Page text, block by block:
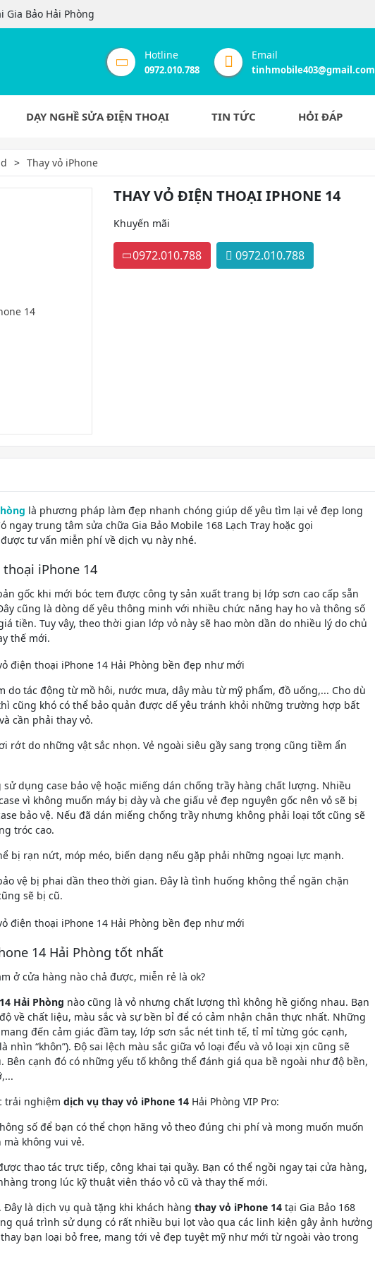
Bảo Hải Phòng
Hotline
0972.010.788
Email
tinhmobile403@gmail.com
DẠY NGHỀ SỬA ĐIỆN THOẠI TIN TỨC HỎI ĐÁP
Thay vỏ iPhone
THAY VỎ ĐIỆN THOẠI IPHONE 14
Khuyến mãi
0972.010.788 0972.010.788
là phương pháp làm đẹp nhanh chóng giúp dế yêu tìm lại vẻ đẹp long
ngay trung tâm sửa chữa Gia Bảo Mobile 168 Lạch Tray hoặc gọi
tư vấn miễn phí về dịch vụ này nhé.
iPhone 14
gốc khi mới bóc tem được công ty sản xuất trang bị lớp sơn cao cấp sẵn
cũng là dòng dế yêu thông minh với nhiều chức năng hay ho và thông số
tiền. Tuy vậy, theo thời gian lớp vỏ này sẽ hao mòn dần do nhiều lý do chủ
thế mới.
do tác động từ mồ hôi, nước mưa, dây màu từ mỹ phẩm, đồ uống,... Cho dù
cũng khó có thể bảo quản được dế yêu tránh khỏi những trường hợp bất
cần phải thay vỏ.
rớt do những vật sắc nhọn. Vẻ ngoài siêu gầy sang trọng cũng tiềm ẩn
dụng case bảo vệ hoặc miếng dán chống trầy hàng chất lượng. Nhiều
vì không muốn máy bị dày và che giấu vẻ đẹp nguyên gốc nên vỏ sẽ bị
bảo vệ. Nếu đã dán miếng chống trầy nhưng không phải loại tốt cũng sẽ
tróc cao.
bị rạn nứt, móp méo, biến dạng nếu gặp phải những ngoại lực mạnh.
vệ bị phai dần theo thời gian. Đây là tình huống không thể ngăn chặn
sẽ bị cũ.
14 Hải Phòng tốt nhất
ở cửa hàng nào chả được, miễn rẻ là ok?
Hải Phòng nào cũng là vỏ nhưng chất lượng thì không hề giống nhau. Bạn
về chất liệu, màu sắc và sự bền bỉ để có cảm nhận chân thực nhất. Những
đến cảm giác đầm tay, lớp sơn sắc nét tinh tế, tỉ mỉ từng góc cạnh,
“khôn”). Độ sai lệch màu sắc giữa vỏ loại đểu và vỏ loại xịn cũng sẽ
Bên cạnh đó có những yếu tố không thể đánh giá qua bề ngoài như độ bền,
trải nghiệm dịch vụ thay vỏ iPhone 14 Hải Phòng VIP Pro:
số để bạn có thể chọn hãng vỏ theo đúng chi phí và mong muốn muốn
không vui vẻ.
thao tác trực tiếp, công khai tại quầy. Bạn có thể ngồi ngay tại cửa hàng,
trong lúc kỹ thuật viên tháo vỏ cũ và thay thế mới.
là dịch vụ quà tặng khi khách hàng thay vỏ iPhone 14 tại Gia Bảo 168
quá trình sử dụng có rất nhiều bụi lọt vào qua các linh kiện gây ảnh hưởng
bạn loại bỏ free, mang tới vẻ đẹp tuyệt mỹ như mới từ ngoài vào trong